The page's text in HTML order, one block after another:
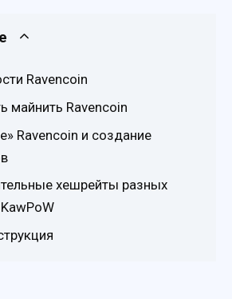
Ravencoin
майнить Ravencoin
Ravencoin и создание
хешрейты разных